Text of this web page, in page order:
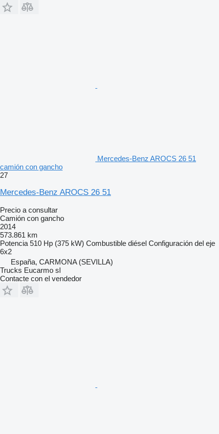
Mercedes-Benz AROCS 26 51
camión con gancho
27
Mercedes-Benz AROCS 26 51
Precio a consultar
Camión con gancho
2014
573.861 km
Potencia 510 Hp (375 kW) Combustible diésel Configuración del eje
6x2
España, CARMONA (SEVILLA)
Trucks Eucarmo sl
Contacte con el vendedor